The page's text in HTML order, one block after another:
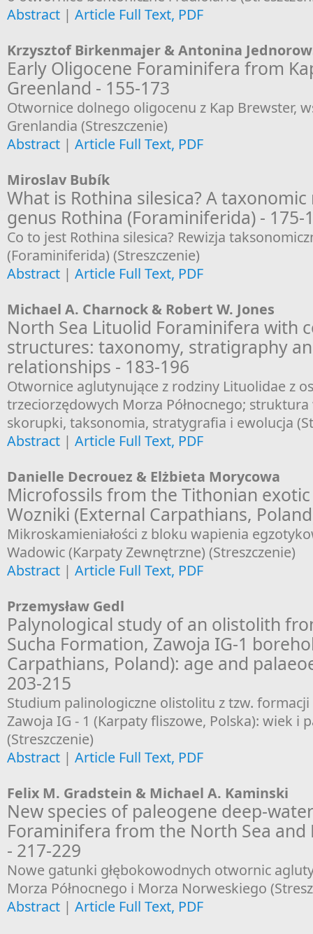
Abstract | Article Full Text, PDF
Krzysztof Birkenmajer & Antonina
Early Oligocene Foraminifera from
Greenland - 155-173
Otwornice dolnego oligocenu z Kap Brewster,
Grenlandia (Streszczenie)
Abstract | Article Full Text, PDF
Miroslav Bubík
What is Rothina silesica? A
genus Rothina (Foraminiferida) - 175-
Co to jest Rothina silesica? Rewizja
(Foraminiferida) (Streszczenie)
Abstract | Article Full Text, PDF
Michael A. Charnock & Robert W. Jones
North Sea Lituolid Foraminifera with
structures: taxonomy, stratigraphy
relationships - 183-196
Otwornice aglutynujące z rodziny Lituolidae z
trzeciorzędowych Morza Północnego;
skorupki, taksonomia, stratygrafia i ewolucja
Abstract | Article Full Text, PDF
Danielle Decrouez & Elżbieta Morycowa
Microfossils from the Tithonian
Wozniki (External Carpathians,
Mikroskamieniałości z bloku wapienia
Wadowic (Karpaty Zewnętrzne) (Streszczenie)
Abstract | Article Full Text, PDF
Przemysław Gedl
Palynological study of an olistolith
Sucha Formation, Zawoja IG-1
Carpathians, Poland): age and
203-215
Studium palinologiczne olistolitu z tzw.
Zawoja IG - 1 (Karpaty fliszowe, Polska): wiek i
(Streszczenie)
Abstract | Article Full Text, PDF
Felix M. Gradstein & Michael A. Kaminski
New species of paleogene deep-
Foraminifera from the North Sea and
- 217-229
Nowe gatunki głębokowodnych otwornic
Morza Północnego i Morza Norweskiego
Abstract | Article Full Text, PDF